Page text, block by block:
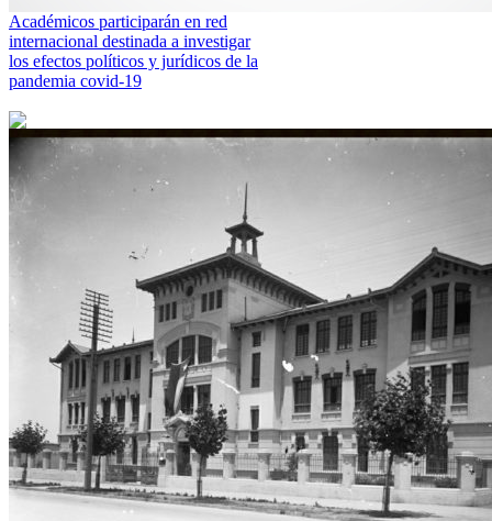
Académicos participarán en red
internacional destinada a investigar
los efectos políticos y jurídicos de la
pandemia covid-19